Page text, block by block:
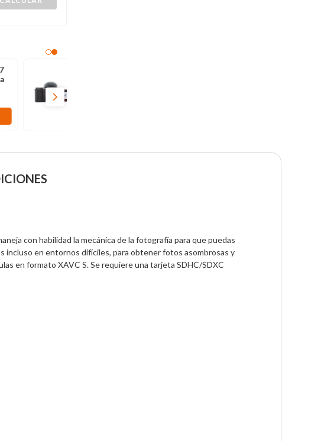
Canon
V10
DISPONIBLE
con habilidad la mecánica de la fotografía para que puedas
incluso en entornos difíciles, para obtener fotos asombrosas y
en formato XAVC S. Se requiere una tarjeta SDHC/SDXC